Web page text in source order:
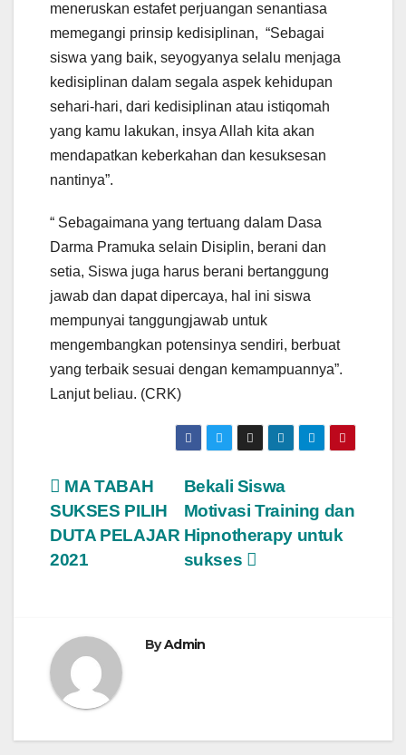
meneruskan estafet perjuangan senantiasa
memegangi prinsip kedisiplinan, “Sebagai
siswa yang baik, seyogyanya selalu menjaga
kedisiplinan dalam segala aspek kehidupan
sehari-hari, dari kedisiplinan atau istiqomah
yang kamu lakukan, insya Allah kita akan
mendapatkan keberkahan dan kesuksesan
nantinya”.
“ Sebagaimana yang tertuang dalam Dasa
Darma Pramuka selain Disiplin, berani dan
setia, Siswa juga harus berani bertanggung
jawab dan dapat dipercaya, hal ini siswa
mempunyai tanggungjawab untuk
mengembangkan potensinya sendiri, berbuat
yang terbaik sesuai dengan kemampuannya”.
Lanjut beliau. (CRK)
Post
navigation
Bekali Siswa
Motivasi Training dan
Hipnotherapy untuk
sukses
MA TABAH
SUKSES PILIH
DUTA PELAJAR
2021
ByAdmin